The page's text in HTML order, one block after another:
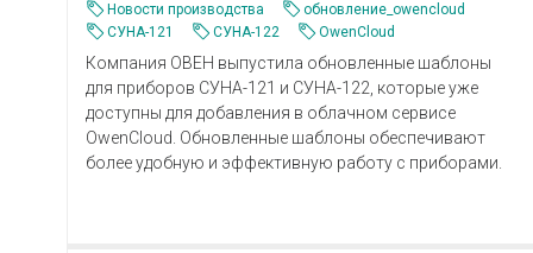
Новости производства
обновление_owencloud
СУНА-121
СУНА-122 OwenCloud
Компания ОВЕН выпустила обновленные шаблоны
для приборов СУНА-121 и СУНА-122, которые уже
доступны для добавления в облачном сервисе
OwenCloud. Обновленные шаблоны обеспечивают
более удобную и эффективную работу с приборами.